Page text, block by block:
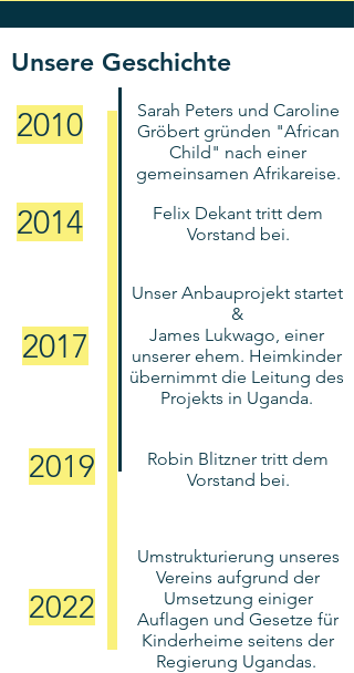
2010
2014
Sarah Peters und Caroline
Gröbert gründen "African
Child" nach einer
gemeinsamen Afrikareise.
Felix Dekant tritt dem
Vorstand bei.
2017
Unser Anbauprojekt startet
&
James Lukwago, einer
unserer ehem. Heimkinder
übernimmt die Leitung des
Projekts in Uganda.
2019
Robin Blitzner tritt dem
Vorstand bei.
2022
Umstrukturierung unseres
Vereins aufgrund der
Umsetzung einiger
Auflagen und Gesetze für
Kinderheime seitens der
Regierung Ugandas.
Unsere Geschichte